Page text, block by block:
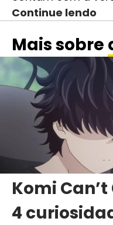
Continue lendo
Mais sobre
Komi
4